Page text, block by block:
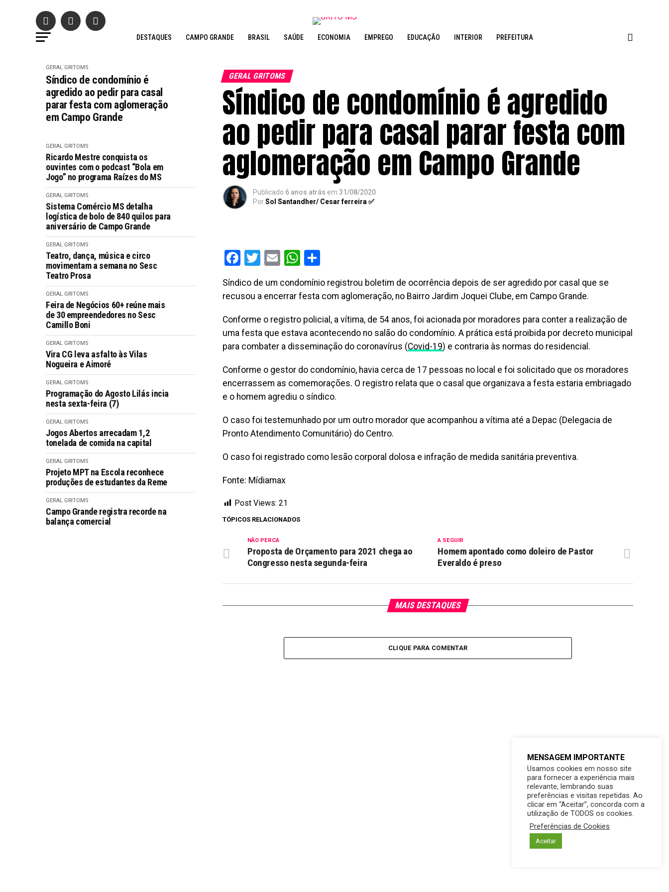
DESTAQUES CAMPO GRANDE BRASIL SAÚDE ECONOMIA EMPREGO EDUCAÇÃO INTERIOR PREFEITURA
GERAL GRITOMS
Síndico de condomínio é
agredido ao pedir para casal
parar festa com aglomeração
em Campo Grande
GERAL GRITOMS
Ricardo Mestre conquista os
ouvintes com o podcast “Bola em
Jogo” no programa Raízes do MS
GERAL GRITOMS
Sistema Comércio MS detalha
logística de bolo de 840 quilos para
aniversário de Campo Grande
GERAL GRITOMS
Teatro, dança, música e circo
movimentam a semana no Sesc
Teatro Prosa
GERAL GRITOMS
Feira de Negócios 60+ reúne mais
de 30 empreendedores no Sesc
Camillo Boni
GERAL GRITOMS
Vira CG leva asfalto às Vilas
Nogueira e Aimoré
GERAL GRITOMS
Programação do Agosto Lilás incia
nesta sexta-feira (7)
GERAL GRITOMS
Jogos Abertos arrecadam 1,2
tonelada de comida na capital
GERAL GRITOMS
Projeto MPT na Escola reconhece
produções de estudantes da Reme
GERAL GRITOMS
Campo Grande registra recorde na
balança comercial
GERAL GRITOMS
Síndico de condomínio é agredido
ao pedir para casal parar festa com
aglomeração em Campo Grande
Publicado 6 anos atrás em 31/08/2020
PorSol Santandher/ Cesar ferreira ✅
Facebook
Twitter
EmailWhatsApp
Síndico de um condomínio registrou boletim de ocorrência depois de ser agredido por casal que se
recusou a encerrar festa com aglomeração, no Bairro Jardim Joquei Clube, em Campo Grande.
Conforme o registro policial, a vítima, de 54 anos, foi acionada por moradores para conter a realização de
uma festa que estava acontecendo no salão do condomínio. A prática está proibida por decreto municipal
para combater a disseminação do coronavírus (Covid-19) e contraria às normas do residencial.
Conforme o gestor do condomínio, havia cerca de 17 pessoas no local e foi solicitado que os moradores
encerrassem as comemorações. O registro relata que o casal que organizava a festa estaria embriagado
e o homem agrediu o síndico.
O caso foi testemunhado por um outro morador que acompanhou a vítima até a Depac (Delegacia de
Pronto Atendimento Comunitário) do Centro.
O caso foi registrado como lesão corporal dolosa e infração de medida sanitária preventiva.
Fonte: Mídiamax
Post Views: 21
TÓPICOS RELACIONADOS
A SEGUIR
Homem apontado como doleiro de Pastor
Everaldo é preso
NÃO PERCA
Proposta de Orçamento para 2021 chega ao
Congresso nesta segunda-feira
MAIS DESTAQUES
CLIQUE PARA COMENTAR
MENSAGEM IMPORTANTE
Usamos cookies em nosso site
para fornecer a experiência mais
relevante, lembrando suas
preferências e visitas repetidas. Ao
clicar em “Aceitar”, concorda com a
utilização de TODOS os cookies.
Preferências de Cookies
Aceitar